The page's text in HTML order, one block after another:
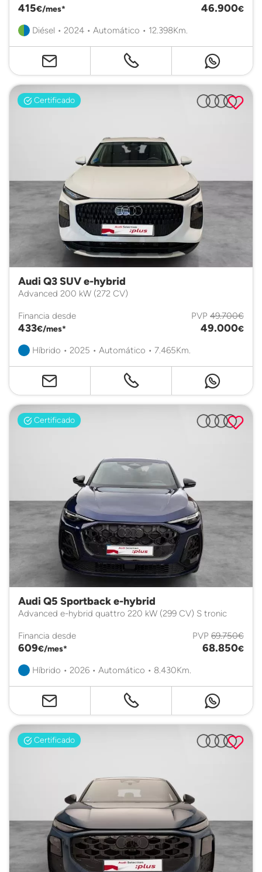
415€/mes* 46.900€
Diésel • 2024 • Automático • 12.398Km.
Certificado
Audi Q3 SUV e-hybrid
Advanced 200 kW (272 CV)
Financia desde
433€/mes*
PVP 49.700€
49.000€
Híbrido • 2025 • Automático • 7.465Km.
Certificado
Audi Q5 Sportback e-hybrid
Advanced e-hybrid quattro 220 kW (299 CV) S tronic
Financia desde
609€/mes*
PVP 69.750€
68.850€
Híbrido • 2026 • Automático • 8.430Km.
Certificado